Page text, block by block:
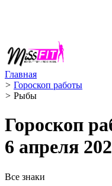
Главная
> Гороскоп работы
> Рыбы ️
Гороскоп
6 апреля
Все знаки